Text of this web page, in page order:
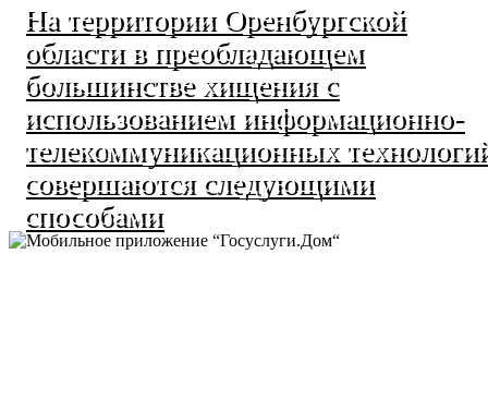
На территории Оренбургской
области в преобладающем
большинстве хищения с
использованием информационно-
телекоммуникационных
совершаются следующими
способами